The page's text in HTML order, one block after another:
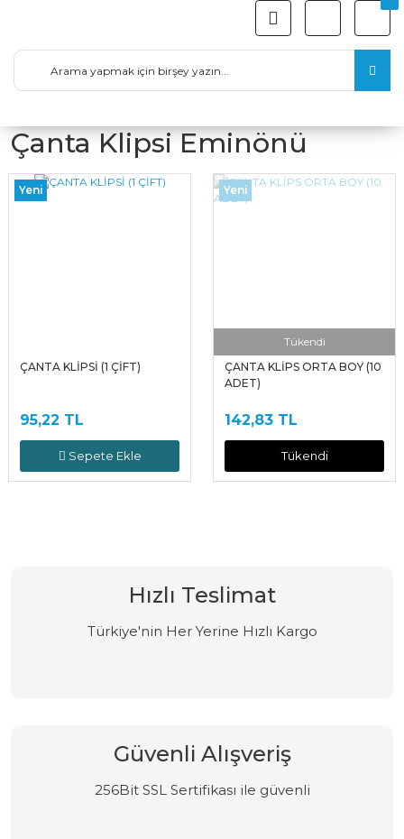
Çanta Klipsi Eminönü
Yeni
ÇANTA KLİPSİ (1 ÇİFT)
95,22 TL
Sepete Ekle
Yeni
Tükendi
ÇANTA KLİPS ORTA BOY (10
ADET)
142,83 TL
Tükendi
Hızlı Teslimat
Türkiye'nin Her Yerine Hızlı Kargo
Güvenli Alışveriş
256Bit SSL Sertifikası ile güvenli